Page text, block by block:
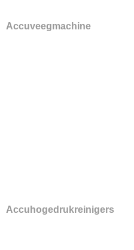
Accuveegmachine
Accuhogedrukreinigers